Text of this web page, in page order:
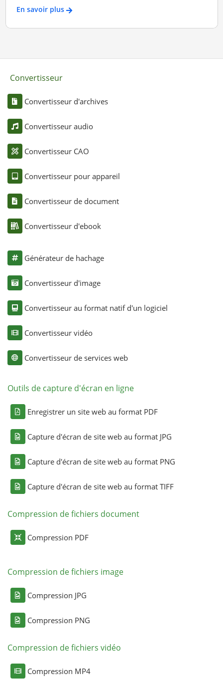
En savoir plus
Convertisseur
Convertisseur d'archives
Convertisseur audio
Convertisseur CAO
Convertisseur pour appareil
Convertisseur de document
Convertisseur d'ebook
Générateur de hachage
Convertisseur d'image
Convertisseur au format natif d'un logiciel
Convertisseur vidéo
Convertisseur de services web
Outils de capture d'écran en ligne
Enregistrer un site web au format PDF
Capture d'écran de site web au format JPG
Capture d'écran de site web au format PNG
Capture d'écran de site web au format TIFF
Compression de fichiers document
Compression PDF
Compression de fichiers image
Compression JPG
Compression PNG
Compression de fichiers vidéo
Compression MP4